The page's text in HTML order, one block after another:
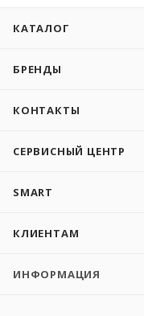
КАТАЛОГ
БРЕНДЫ
КОНТАКТЫ
СЕРВИСНЫЙ ЦЕНТР
SMART
КЛИЕНТАМ
ИНФОРМАЦИЯ